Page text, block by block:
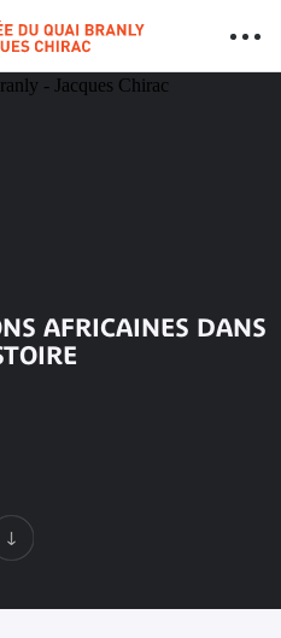
AFRICAINES DANS